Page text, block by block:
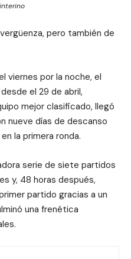
pero también de
viernes por la noche, el
el 29 de abril,
mejor clasificado, llegó
nueve días de descanso
la primera ronda.
serie de siete partidos
y, 48 horas después,
partido gracias a un
una frenética